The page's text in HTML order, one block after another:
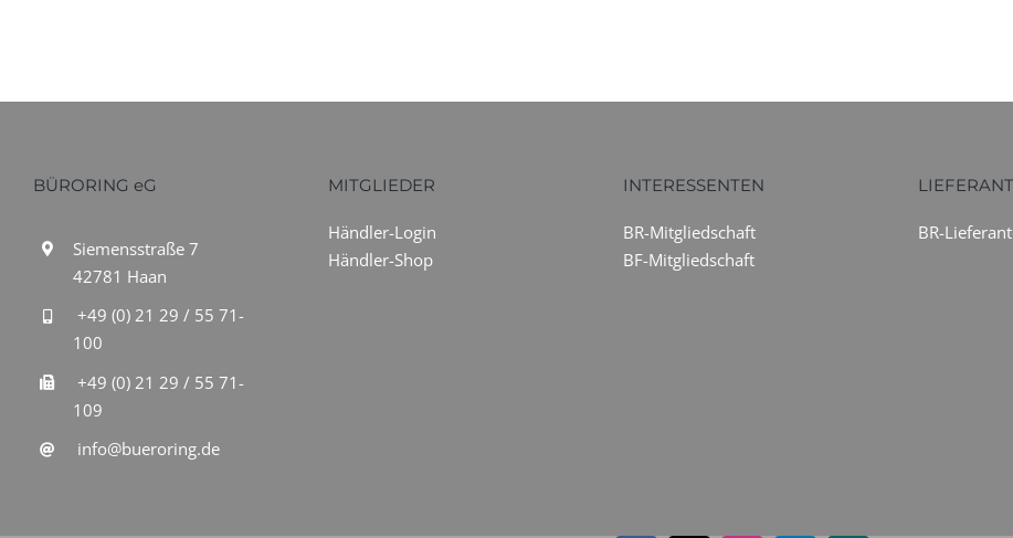
BÜRORING eG
Siemensstraße 7
42781 Haan
+49 (0) 21 29 / 55 71-
100
+49 (0) 21 29 / 55 71-
109
info@bueroring.de
MITGLIEDER
Händler-Login
Händler-Shop
INTERESSENTEN
BR-Mitgliedschaft
BF-Mitgliedschaft
BR-